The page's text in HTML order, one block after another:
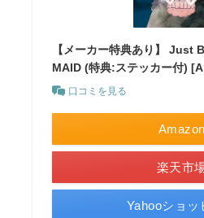
【メーカー特典あり】 Just
MAID (特典:ステッカー付)
口コミを見る
Amazon
楽天市
Yahooショッ